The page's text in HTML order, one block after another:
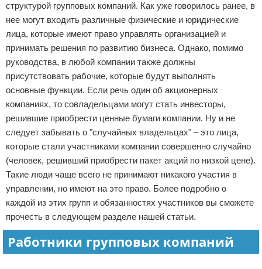
структурой групповых компаний. Как уже говорилось ранее, в
нее могут входить различные физические и юридические
лица, которые имеют право управлять организацией и
принимать решения по развитию бизнеса. Однако, помимо
руководства, в любой компании также должны
присутствовать рабочие, которые будут выполнять
основные функции. Если речь один об акционерных
компаниях, то совладельцами могут стать инвесторы,
решившие приобрести ценные бумаги компании. Ну и не
следует забывать о "случайных владельцах" – это лица,
которые стали участниками компании совершенно случайно
(человек, решивший приобрести пакет акций по низкой цене).
Такие люди чаще всего не принимают никакого участия в
управлении, но имеют на это право. Более подробно о
каждой из этих групп и обязанностях участников вы сможете
прочесть в следующем разделе нашей статьи.
Работники групповых компаний